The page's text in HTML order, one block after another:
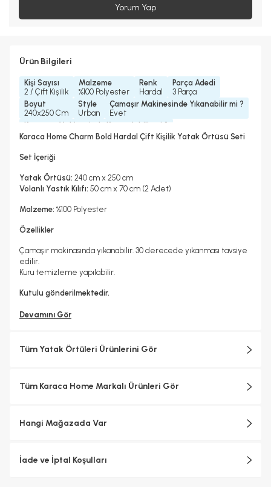
Yorum Yap
Ürün Bilgileri
Kişi Sayısı
2 / Çift Kişilik
Malzeme
%100 Polyester
Renk
Hardal
Parça Adedi
3 Parça
Boyut
240x250 Cm
Style
Urban
Çamaşır Makinesinde Yıkanabilir mi ?
Evet
Kurutma Makinesinde Kurutulabilir mi ?
Hayır
Hayır
Karaca Home Charm Bold Hardal Çift Kişilik Yatak Örtüsü Seti
Set İçeriği
Yatak Örtüsü: 240 cm x 250 cm
Volanlı Yastık Kılıfı: 50 cm x 70 cm (2 Adet)
Malzeme: %100 Polyester
Özellikler
Çamaşır makinasında yıkanabilir. 30 derecede yıkanması tavsiye
edilir.
Kuru temizleme yapılabilir.
Kutulu gönderilmektedir.
Devamını Gör
Tüm Yatak Örtüleri Ürünlerini Gör
Tüm Karaca Home Markalı Ürünleri Gör
Hangi Mağazada Var
İade ve İptal Koşulları